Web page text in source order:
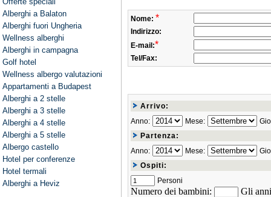
Alberghi a Balaton
Alberghi fuori Ungheria
Wellness alberghi
Alberghi in campagna
Golf hotel
Wellness albergo valutazioni
Appartamenti a Budapest
Alberghi a 2 stelle
Alberghi a 3 stelle
Alberghi a 4 stelle
Alberghi a 5 stelle
Albergo castello
Hotel per conferenze
Hotel termali
Alberghi a Heviz
Nome: *
Indirizzo:
E-mail:*
Tel/Fax:
Arrivo:
Anno:
Mese:
Partenza:
Anno:
Mese:
Ospiti:
Personi
Numero dei bambini: Gli